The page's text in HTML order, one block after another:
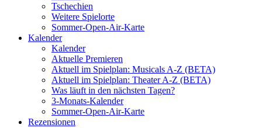
Tschechien
Weitere Spielorte
Sommer-Open-Air-Karte
Kalender
Kalender
Aktuelle Premieren
Aktuell im Spielplan: Musicals A-Z (BETA)
Aktuell im Spielplan: Theater A-Z (BETA)
Was läuft in den nächsten Tagen?
3-Monats-Kalender
Sommer-Open-Air-Karte
Rezensionen